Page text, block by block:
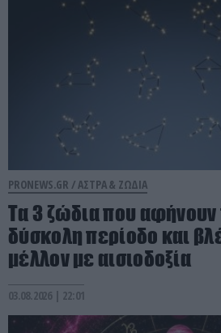
PRONEWS.GR /ΑΣΤΡΑ & ΖΩΔΙΑ
Τα 3 ζώδια που αφήνουν
δύσκολη περίοδο και
μέλλον με αισιοδοξία
03.08.2026 | 22:01